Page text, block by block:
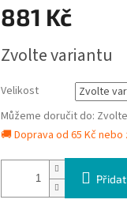
881 Kč
cena:
Zvolte variantu
Velikost
Můžeme doručit do:
🚚 Doprava od 65 Kč nebo